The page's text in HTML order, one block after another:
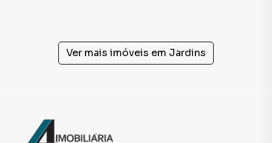
Ver mais imóveis em Jardins